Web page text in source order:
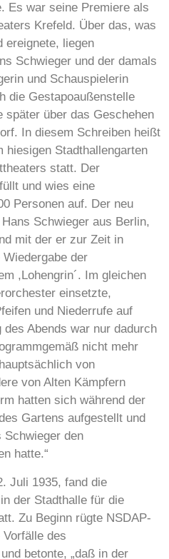
Es war seine Premiere als
Krefeld. Über das, was
ereignete, liegen
Schwieger und der damals
und Schauspielerin
die Gestapoaußenstelle
später über das Geschehen
In diesem Schreiben heißt
hiesigen Stadthallengarten
statt. Der
und wies eine
Personen auf. Der neu
Schwieger aus Berlin,
mit der er zur Zeit in
der
,Lohengrin´. Im gleichen
einsetzte,
und Niederrufe auf
Abends war nur dadurch
nicht mehr
von
von Alten Kämpfern
hatten sich während der
Gartens aufgestellt und
Schwieger den
hatte.“
Juli 1935, fand die
der Stadthalle für die
Zu Beginn rügte NSDAP-
des
betonte, „daß in der